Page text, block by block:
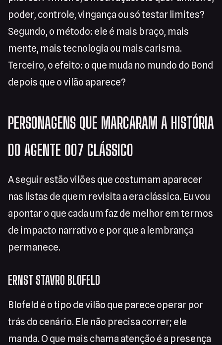
poder, controle, vingança ou só testar limites?
Segundo, o método: ele é mais braço, mais
mente, mais tecnologia ou mais carisma.
Terceiro, o efeito: o que muda no mundo do Bond
depois que o vilão aparece?
PERSONAGENS QUE MARCARAM A HISTÓRIA
DO AGENTE 007 CLÁSSICO
A seguir estão vilões que costumam aparecer
nas listas de quem revisita a era clássica. Eu vou
apontar o que cada um faz de melhor em termos
de impacto narrativo e por que a lembrança
permanece.
ERNST STAVRO BLOFELD
Blofeld é o tipo de vilão que parece operar por
trás do cenário. Ele não precisa correr; ele
manda. O que mais chama atenção é a presença